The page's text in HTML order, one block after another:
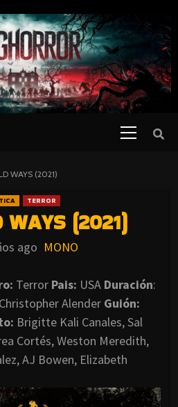
WAYS (2021)
TERROR
WAYS (2021)
ago MONO
Terror Pais: USA Duración:
Christopher Alender Guión:
Brigitte Kali Canales, Sal
Cortés, Weston Meredith,
AJ Bowen, Elizabeth